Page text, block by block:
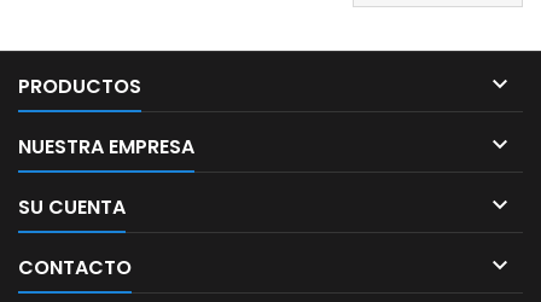
PRODUCTOS 
NUESTRA EMPRESA 
SU CUENTA 
CONTACTO 